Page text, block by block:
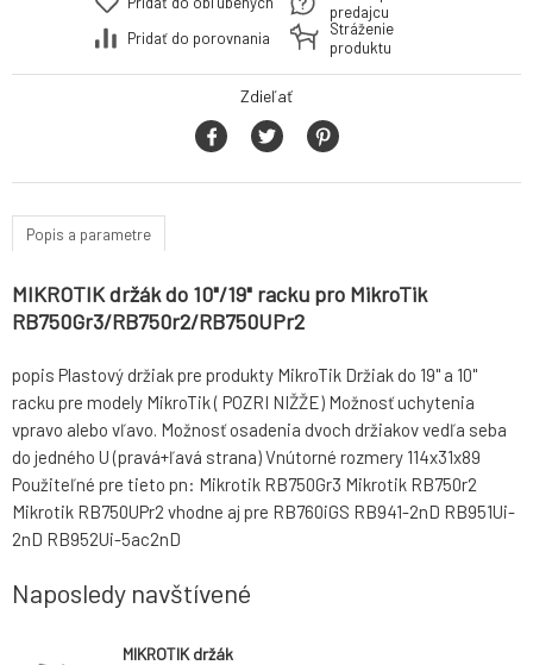
Pridať do porovnania
predajcu
Stráženie
produktu
Zdieľať
Popis a parametre
MIKROTIK držák do 10"/19" racku pro MikroTik
RB750Gr3/RB750r2/RB750UPr2
popis Plastový držiak pre produkty MikroTik Držiak do 19" a 10"
racku pre modely MikroTik ( POZRI NIŽŽE) Možnosť uchytenia
vpravo alebo vľavo. Možnosť osadenia dvoch držiakov vedľa seba
do jedného U (pravá+ľavá strana) Vnútorné rozmery 114x31x89
Použiteľné pre tieto pn: Mikrotik RB750Gr3 Mikrotik RB750r2
Mikrotik RB750UPr2 vhodne aj pre RB760iGS RB941-2nD RB951Ui-
2nD RB952Ui-5ac2nD
Naposledy navštívené
MIKROTIK držák